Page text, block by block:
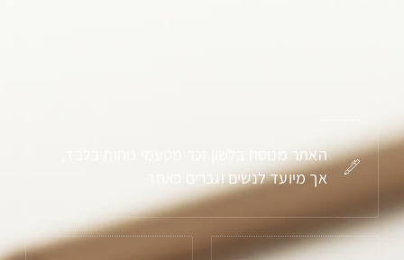
האתר מנוסח בלשון זכר מטעמי נוחות בלבד,
אך מיועד לנשים וגברים כאחד